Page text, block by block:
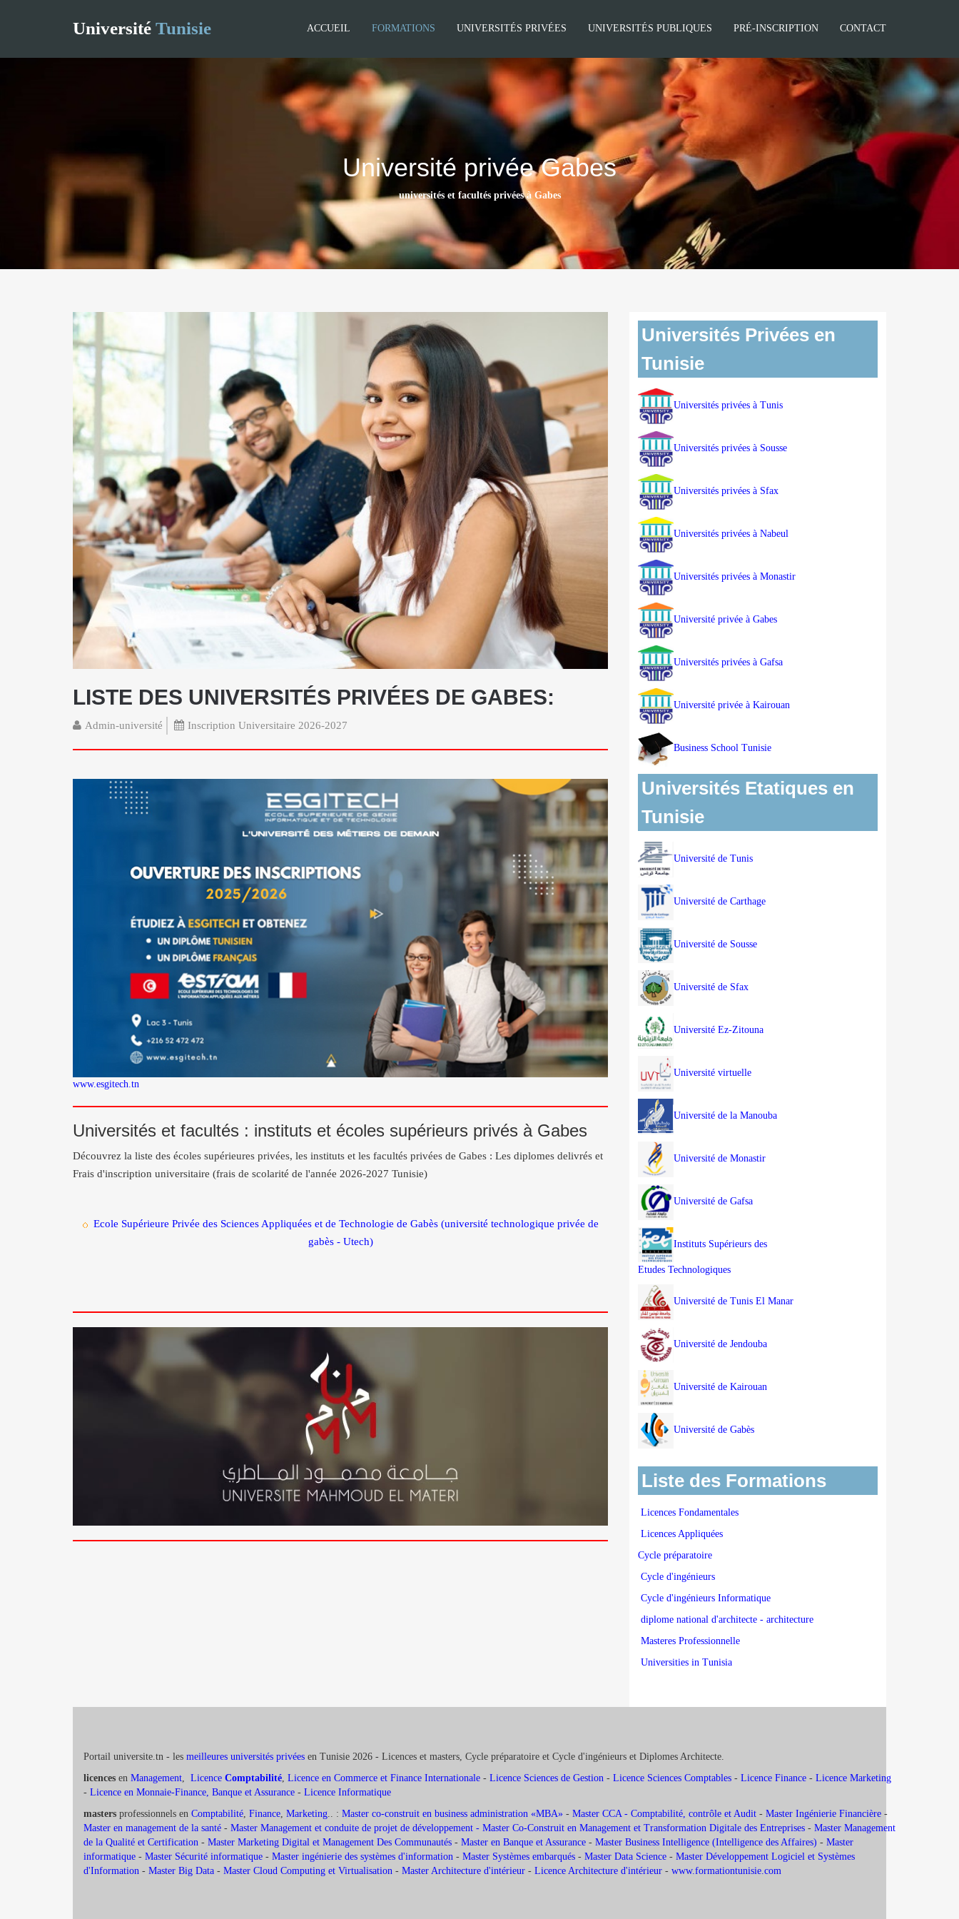
Université Tunisie ACCUEIL FORMATIONS UNIVERSITÉS PRIVÉES UNIVERSITÉS PUBLIQUES PRÉ-INSCRIPTION CONTACT
Université privée Gabes
universités et facultés privées à Gabes
LISTE DES UNIVERSITÉS PRIVÉES DE GABES:
Admin-université Inscription Universitaire 2026-2027
www.esgitech.tn
Universités et facultés : instituts et écoles supérieurs privés à Gabes
Découvrez la liste des écoles supérieures privées, les instituts et les facultés privées de Gabes : Les diplomes delivrés et
Frais d'inscription universitaire (frais de scolarité de l'année 2026-2027 Tunisie)
Ecole Supérieure Privée des Sciences Appliquées et de Technologie de Gabès (université technologique privée de
gabès - Utech)
Universités Privées en
Tunisie
Universités privées à Tunis
Universités privées à Sousse
Universités privées à Sfax
Universités privées à Nabeul
Universités privées à Monastir
Université privée à Gabes
Universités privées à Gafsa
Université privée à Kairouan
Business School Tunisie
Universités Etatiques en
Tunisie
Université de Tunis
Université de Carthage
Université de Sousse
Université de Sfax
Université Ez-Zitouna
Université virtuelle
Université de la Manouba
Université de Monastir
Université de Gafsa
Instituts Supérieurs des
Etudes Technologiques
Université de Tunis El Manar
Université de Jendouba
Université de Kairouan
Université de Gabès
Liste des Formations
Licences Fondamentales
Licences Appliquées
Cycle préparatoire
Cycle d'ingénieurs
Cycle d'ingénieurs Informatique
diplome national d'architecte - architecture
Masteres Professionnelle
Universities in Tunisia
Portail universite.tn - les meilleures universités privées en Tunisie 2026 - Licences et masters, Cycle préparatoire et Cycle d'ingénieurs et Diplomes Architecte.
licences en Management, Licence Comptabilité, Licence en Commerce et Finance Internationale - Licence Sciences de Gestion - Licence Sciences Comptables - Licence Finance - Licence Marketing
- Licence en Monnaie-Finance, Banque et Assurance - Licence Informatique
masters professionnels en Comptabilité, Finance, Marketing.. : Master co-construit en business administration «MBA» - Master CCA - Comptabilité, contrôle et Audit - Master Ingénierie Financière -
Master en management de la santé - Master Management et conduite de projet de développement - Master Co-Construit en Management et Transformation Digitale des Entreprises - Master Management
de la Qualité et Certification - Master Marketing Digital et Management Des Communautés - Master en Banque et Assurance - Master Business Intelligence (Intelligence des Affaires) - Master
informatique - Master Sécurité informatique - Master ingénierie des systèmes d'information - Master Systèmes embarqués - Master Data Science - Master Développement Logiciel et Systèmes
d'Information - Master Big Data - Master Cloud Computing et Virtualisation - Master Architecture d'intérieur - Licence Architecture d'intérieur - www.formationtunisie.com